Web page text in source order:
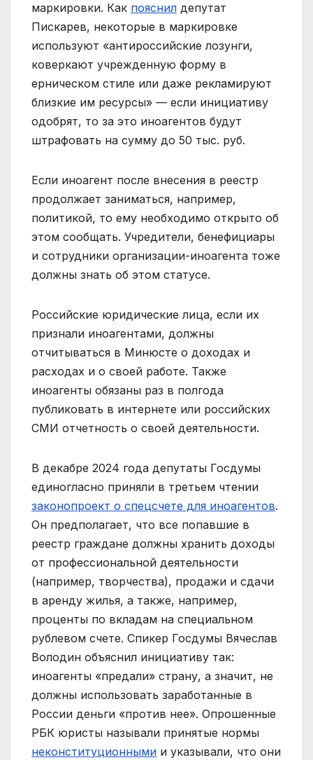
маркировки. Как пояснил депутат
Пискарев, некоторые в маркировке
используют «антироссийские лозунги,
коверкают учрежденную форму в
ерническом стиле или даже рекламируют
близкие им ресурсы» — если инициативу
одобрят, то за это иноагентов будут
штрафовать на сумму до 50 тыс. руб.
Если иноагент после внесения в реестр
продолжает заниматься, например,
политикой, то ему необходимо открыто об
этом сообщать. Учредители, бенефициары
и сотрудники организации-иноагента тоже
должны знать об этом статусе.
Российские юридические лица, если их
признали иноагентами, должны
отчитываться в Минюсте о доходах и
расходах и о своей работе. Также
иноагенты обязаны раз в полгода
публиковать в интернете или российских
СМИ отчетность о своей деятельности.
В декабре 2024 года депутаты Госдумы
единогласно приняли в третьем чтении
законопроект о спецсчете для иноагентов.
Он предполагает, что все попавшие в
реестр граждане должны хранить доходы
от профессиональной деятельности
(например, творчества), продажи и сдачи
в аренду жилья, а также, например,
проценты по вкладам на специальном
рублевом счете. Спикер Госдумы Вячеслав
Володин объяснил инициативу так:
иноагенты «предали» страну, а значит, не
должны использовать заработанные в
России деньги «против нее». Опрошенные
РБК юристы называли принятые нормы
неконституционными и указывали, что они